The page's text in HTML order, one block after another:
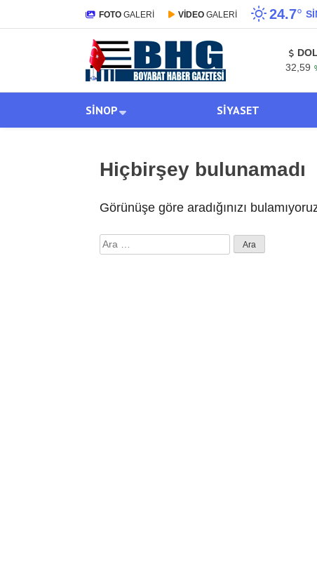
FOTO GALERİ VİDEO GALERİ 24.7°
32,59
SINOP SIYASET
Hiçbirşey bulunamadı
Görünüşe göre aradığınızı
Arama: